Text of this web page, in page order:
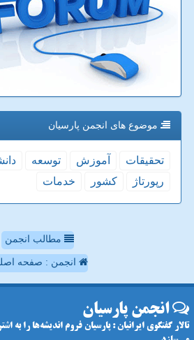
موضوع های انجمن پارسیان
تحقیقات آموزش توسعه
رپورتاژ
كشور خدمات
مطالب انجمن
انجمن : صفحه
انجمن پارسیان
تالار گفتگوی ایرانیان : پارسیان فروم اندیشه‌ها را به